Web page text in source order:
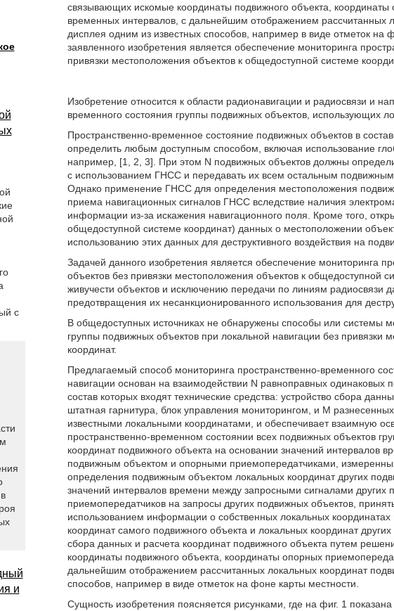
связывающих искомые координаты подвижного объекта,
временных интервалов, с дальнейшим отображением рассчитанных
дисплея одним из известных способов, например в виде отметок на
заявленного изобретения является обеспечение мониторинга
привязки местоположения объектов к общедоступной системе
Изобретение относится к области радионавигации и радиосвязи и
временного состояния группы подвижных объектов, использующих
Пространственно-временное состояние подвижных объектов в
определить любым доступным способом, включая использование
например, [1, 2, 3]. При этом N подвижных объектов должны
с использованием ГНСС и передавать их всем остальным
Однако применение ГНСС для определения местоположения
приема навигационных сигналов ГНСС вследствие наличия
информации из-за искажения навигационного поля. Кроме того,
общедоступной системе координат) данных о местоположении
использованию этих данных для деструктивного воздействия на
Задачей данного изобретения является обеспечение мониторинга
объектов без привязки местоположения объектов к общедоступной
живучести объектов и исключению передачи по линиям радиосвязи
предотвращения их несанкционированного использования для
В общедоступных источниках не обнаружены способы или системы
группы подвижных объектов при локальной навигации без привязки
координат.
Предлагаемый способ мониторинга пространственно-временного
навигации основан на взаимодействии N равноправных
состав которых входят технические средства: устройство сбора
штатная гарнитура, блок управления мониторингом, и M
известными локальными координатами, и обеспечивает взаимную
пространственно-временном состоянии всех подвижных объектов
координат подвижного объекта на основании значений интервалов
подвижным объектом и опорными приемопередатчиками,
определения подвижным объектом локальных координат других
значений интервалов времени между запросными сигналами
приемопередатчиков на запросы других подвижных объектов,
использованием информации о собственных локальных
координат самого подвижного объекта и локальных координат
сбора данных и расчета координат подвижного объекта путем
координаты подвижного объекта, координаты опорных
дальнейшим отображением рассчитанных локальных координат
способов, например в виде отметок на фоне карты местности.
Сущность изобретения поясняется рисунками, где на фиг. 1
с
и